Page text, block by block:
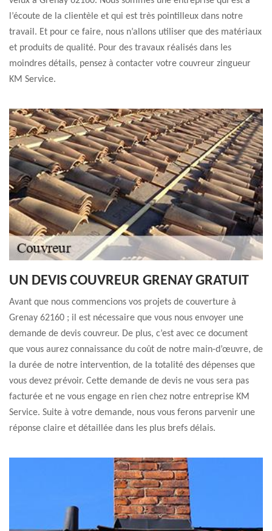
l’écoute de la clientèle et qui est très pointilleux dans notre
travail. Et pour ce faire, nous n’allons utiliser que des matériaux
et produits de qualité. Pour des travaux réalisés dans les
moindres détails, pensez à contacter votre couvreur zingueur
KM Service.
UN DEVIS COUVREUR GRENAY GRATUIT
Avant que nous commencions vos projets de couverture à
Grenay 62160 ; il est nécessaire que vous nous envoyer une
demande de devis couvreur. De plus, c’est avec ce document
que vous aurez connaissance du coût de notre main-d’œuvre, de
la durée de notre intervention, de la totalité des dépenses que
vous devez prévoir. Cette demande de devis ne vous sera pas
facturée et ne vous engage en rien chez notre entreprise KM
Service. Suite à votre demande, nous vous ferons parvenir une
réponse claire et détaillée dans les plus brefs délais.